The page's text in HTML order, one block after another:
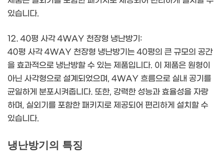
있습니다.
12. 40평 사각 4WAY 천장형 냉난방기:
40평 사각 4WAY 천장형 냉난방기는 40평의 큰 규모의 공간
을 효과적으로 냉난방할 수 있는 제품입니다. 이 제품은 원형이
아닌 사각형으로 설계되었으며, 4WAY 흐름으로 실내 공기를
균일하게 분포시켜줍니다. 또한, 강력한 성능과 효율성을 자랑
하며, 실외기를 포함한 패키지로 제공되어 편리하게 설치할 수
있습니다.
냉난방기의 특징